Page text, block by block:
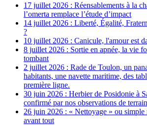
17 juillet 2026 : Réensablements à la
l’omerta remplace l’étude d’impact
14 juillet 2026 : Liberté, Égalité,
?
10 juillet 2026 : Canicule, l'amour est
8 juillet 2026 : Sortie en apnée, la vie
tombant
2 juillet 2026 : Rade de Toulon, un
habitants, une navette maritime, des
première ligne.
30 juin 2026 : Herbier de Posidonie à
confirmé par nos observations de
26 juin 2026 : « Nettoyage » ou simple
avant tout